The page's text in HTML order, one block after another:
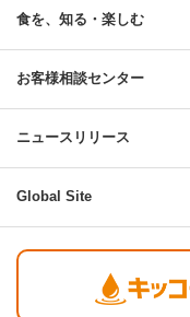
食を、知る・楽しむ
お客様相談センター
ニュースリリース
Global Site